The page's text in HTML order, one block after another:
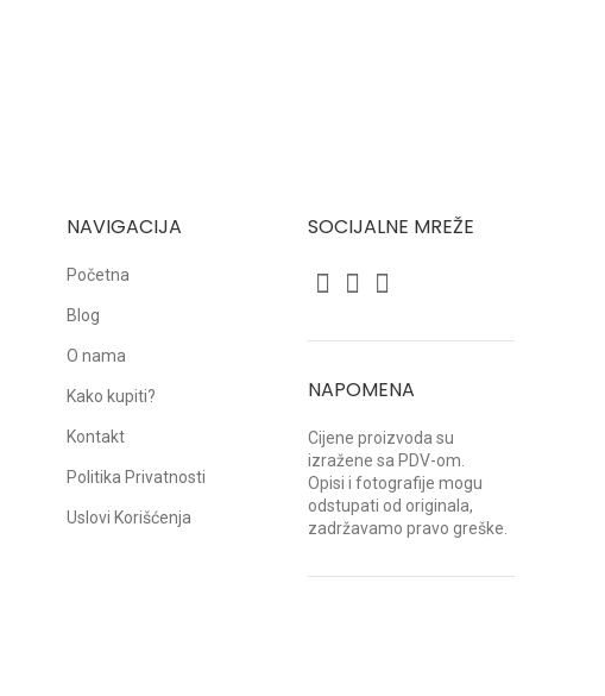
NAVIGACIJA
Početna
Blog
O nama
Kako kupiti?
Kontakt
Politika Privatnosti
Uslovi Korišćenja
SOCIJALNE MREŽE
NAPOMENA
Cijene proizvoda su
izražene sa PDV-om.
Opisi i fotografije mogu
odstupati od originala,
zadržavamo pravo greške.